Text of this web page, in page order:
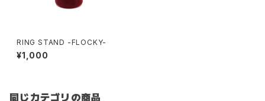
RING STAND -FLOCKY-
¥1,000
同じカテゴリの商品